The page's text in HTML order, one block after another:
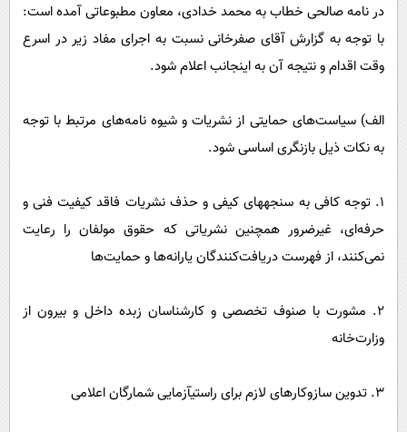
در نامه صالحی خطاب به محمد خدادی، معاون مطبوعاتی آمده است:
با توجه به گزارش آقای صفرخانی نسبت به اجرای مفاد زیر در اسرع
وقت اقدام و نتیجه آن به اینجانب اعلام شود.
الف) سیاست‌های حمایتی از نشریات و شیوه نامه‌های مرتبط با توجه
به نکات ذیل بازنگری اساسی شود.
١. توجه کافی به سنجه‎های کیفی و حذف نشریات فاقد کیفیت فنی و
حرفه‌ای، غیرضرور همچنین نشریاتی که حقوق مولفان را رعایت
نمی‌کنند، از فهرست دریافت‌کنندگان یارانه‌ها و حمایت‌ها
۲. مشورت با صنوف تخصصی و کارشناسان زبده داخل و بیرون از
وزارت‌خانه
٣. تدوین سازوکار‌های لازم برای راستیآزمایی شمارگان اعلامی